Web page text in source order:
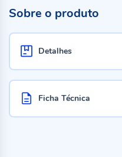
Sobre o produto
Detalhes
Ficha Técnica